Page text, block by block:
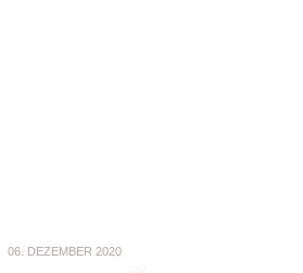
06. DEZEMBER 2020